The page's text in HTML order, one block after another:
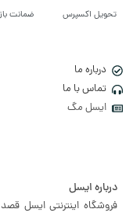
تحویل اکسپرس ضمانت
درباره ما
تماس با ما
ایسل مگ
درباره ایسل
فروشگاه اینترنتی ایسل